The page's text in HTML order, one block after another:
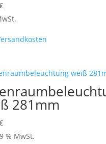
mehrere
auf.
Optionen
können
der
281mm
% MwSt.